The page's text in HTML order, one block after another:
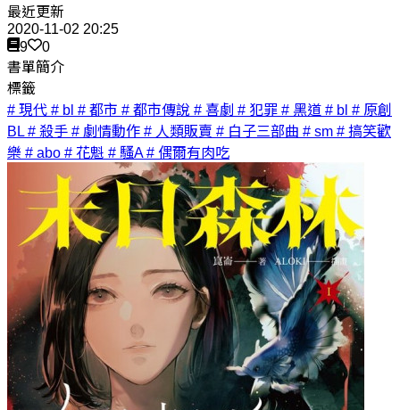
最近更新
2020-11-02 20:25
9
0
書單簡介
標籤
# 現代 # bl # 都市 # 都市傳說 # 喜劇 # 犯罪 # 黑道 # bl # 原創
BL # 殺手 # 劇情動作 # 人類販賣 # 白子三部曲 # sm # 搞笑歡
樂 # abo # 花魁 # 騷A# 偶爾有肉吃